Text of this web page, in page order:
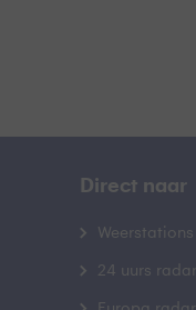
Direct naar
Weerstations
24 uurs radar